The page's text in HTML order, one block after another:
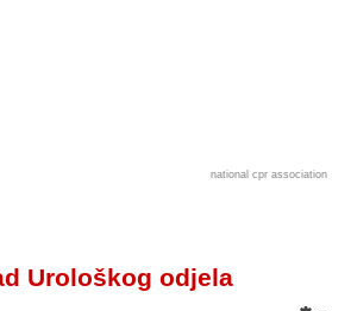
national cpr association
Urološkog odjela